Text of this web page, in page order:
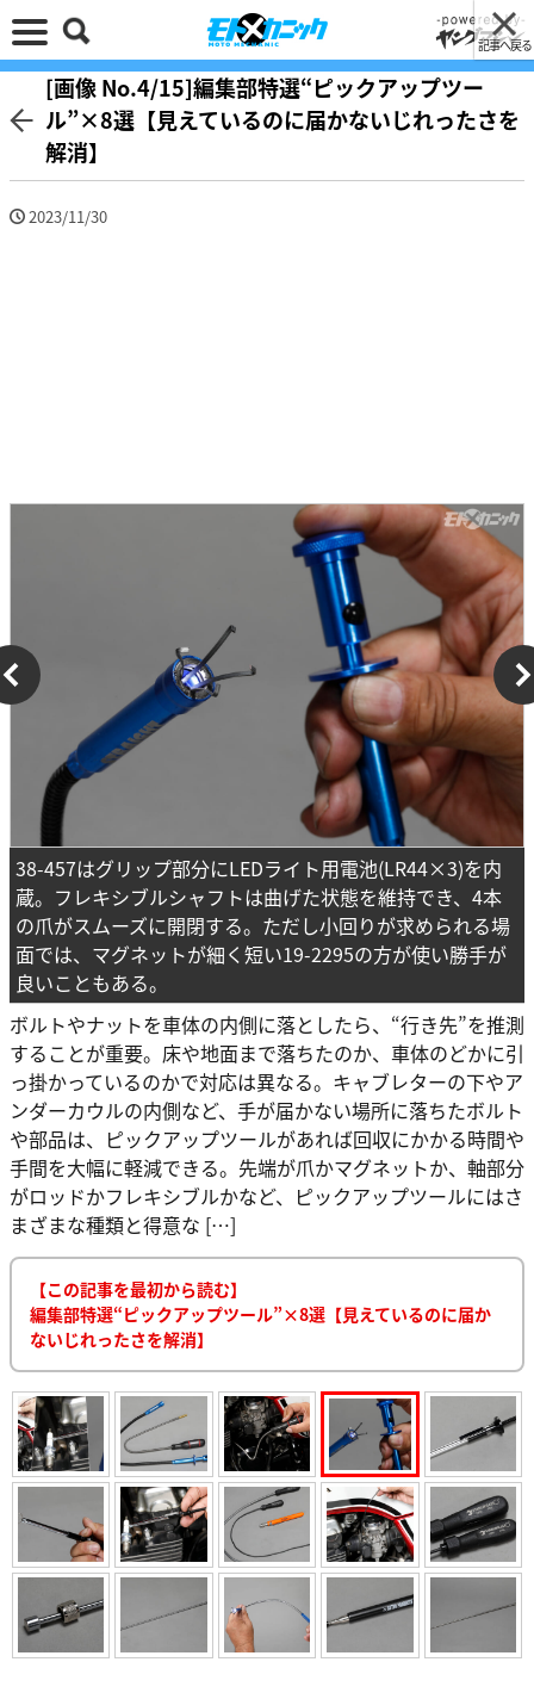
記事へ戻る
[画像 No.4/15]編集部特選“ピックアップツー
ル”×8選【見えているのに届かないじれったさを
解消】
2023/11/30
38-457はグリップ部分にLEDライト用電池(LR44×3)を内
蔵。フレキシブルシャフトは曲げた状態を維持でき、4本
の爪がスムーズに開閉する。ただし小回りが求められる場
面では、マグネットが細く短い19-2295の方が使い勝手が
良いこともある。
ボルトやナットを車体の内側に落としたら、“行き先”を推測
することが重要。床や地面まで落ちたのか、車体のどかに引
っ掛かっているのかで対応は異なる。キャブレターの下やア
ンダーカウルの内側など、手が届かない場所に落ちたボルト
や部品は、ピックアップツールがあれば回収にかかる時間や
手間を大幅に軽減できる。先端が爪かマグネットか、軸部分
がロッドかフレキシブルかなど、ピックアップツールにはさ
まざまな種類と得意な […]
【この記事を最初から読む】
編集部特選“ピックアップツール”×8選【見えているのに届か
ないじれったさを解消】